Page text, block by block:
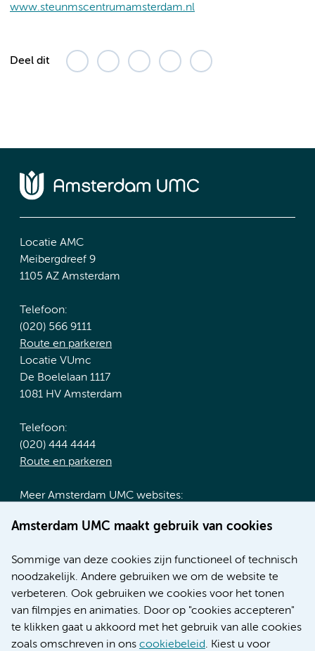
www.steunmscentrumamsterdam.nl
Deel dit
Amsterdam UMC maakt gebruik van cookies
Sommige van deze cookies zijn functioneel of technisch
noodzakelijk. Andere gebruiken we om de website te
verbeteren. Ook gebruiken we cookies voor het tonen
van filmpjes en animaties. Door op "cookies accepteren"
te klikken gaat u akkoord met het gebruik van alle cookies
zoals omschreven in ons cookiebeleid. Kiest u voor
Locatie AMC
Meibergdreef 9
1105 AZ Amsterdam
Telefoon:
(020) 566 9111
Route en parkeren
Locatie VUmc
De Boelelaan 1117
1081 HV Amsterdam
Telefoon:
(020) 444 4444
Route en parkeren
Meer Amsterdam UMC websites:
Werken bij Amsterdam UMC
Nieuws
Research
Educatie locatie AMC
Educatie locatie VUmc